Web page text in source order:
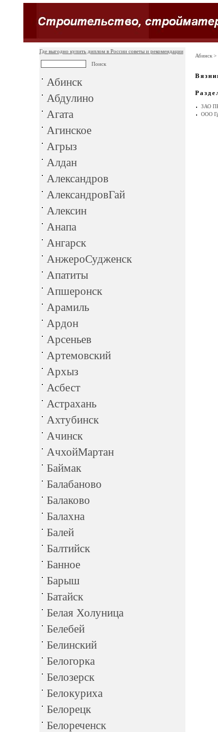
Где выгодно купить диплом в России советы и рекомендации
Абинск
Абдулино
Агата
Агинское
Агрыз
Алдан
Александров
АлександровГай
Алексин
Анапа
Ангарск
АнжероСудженск
Апатиты
Апшеронск
Арамиль
Ардон
Арсеньев
Артемовский
Архыз
Асбест
Астрахань
Ахтубинск
Ачинск
АчхойМартан
Баймак
Балабаново
Балаково
Балахна
Балей
Балтийск
Банное
Барыш
Батайск
Белая Холуница
Белебей
Белинский
Белогорка
Белозерск
Белокуриха
Белорецк
Белореченск
Абинск>
ЗАО
ООО